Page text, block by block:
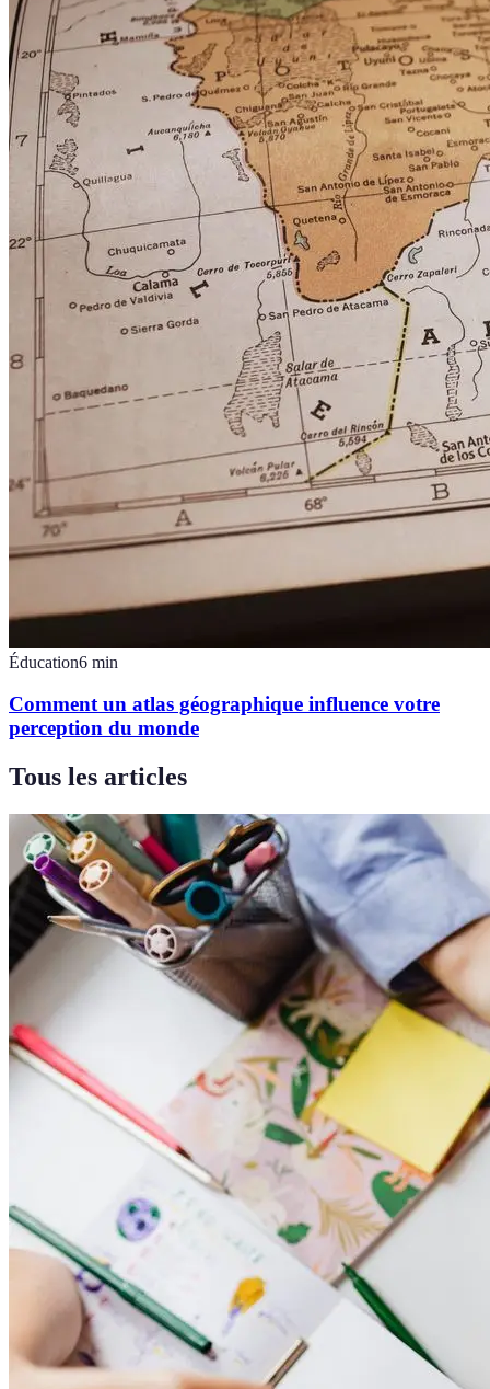
Éducation6 min
Comment un atlas géographique influence votre
perception du monde
Tous les articles